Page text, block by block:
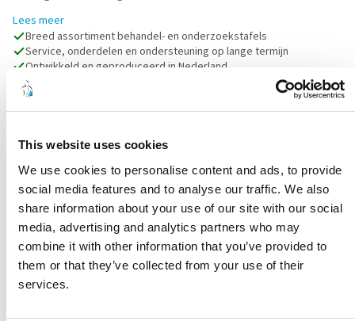
This website uses cookies
We use cookies to personalise content and ads, to provide
social media features and to analyse our traffic. We also
share information about your use of our site with our social
media, advertising and analytics partners who may
combine it with other information that you’ve provided to
them or that they’ve collected from your use of their
services.
Lees meer
Breed assortiment behandel- en onderzoekstafels
Service, onderdelen en ondersteuning op lange termijn
Ontwikkeld en geproduceerd in Nederland
Robuuste kwaliteit voor intensief dagelijks gebruik
Duurzame materialen en lange levensduur
Kies een model
Hoogte
Kies een kleur
Kies een optie
OFFERTE AANVRAGEN